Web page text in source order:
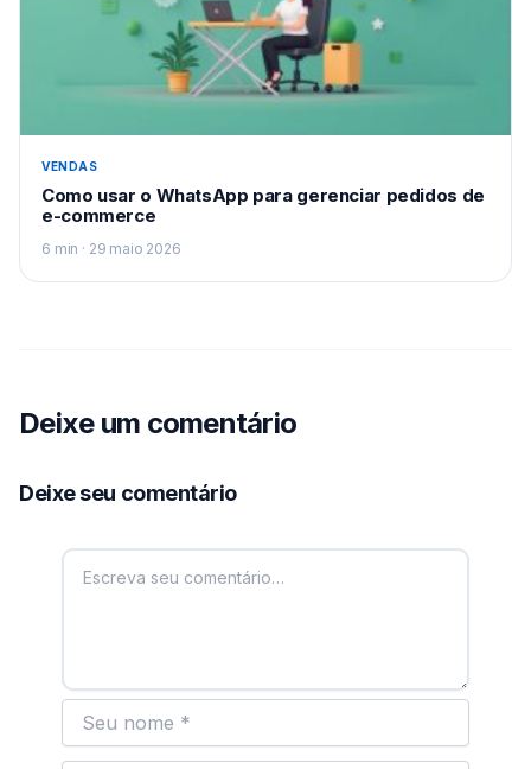
VENDAS
Como usar o WhatsApp para gerenciar pedidos de
e-commerce
6 min · 29 maio 2026
Deixe um comentário
Deixe seu comentário